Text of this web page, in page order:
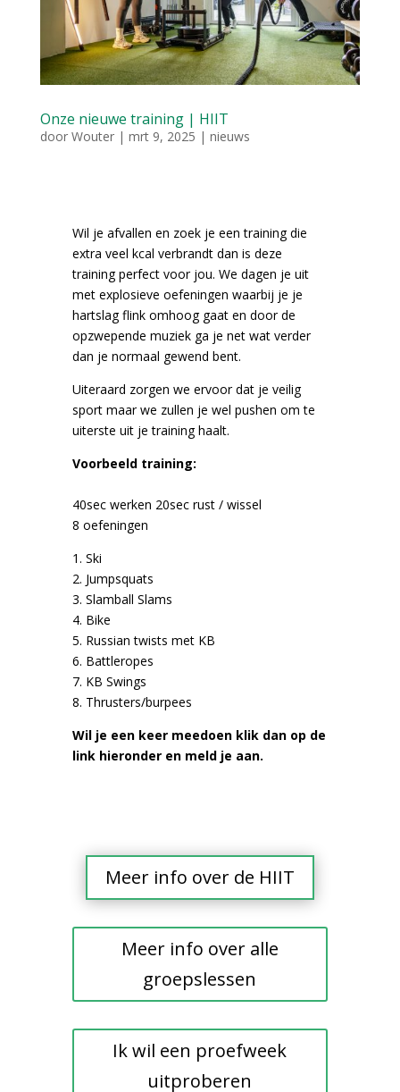
Onze nieuwe training | HIIT
door Wouter| mrt 9, 2025 | nieuws
Wil je afvallen en zoek je een training die
extra veel kcal verbrandt dan is deze
training perfect voor jou. We dagen je uit
met explosieve oefeningen waarbij je je
hartslag flink omhoog gaat en door de
opzwepende muziek ga je net wat verder
dan je normaal gewend bent.
Uiteraard zorgen we ervoor dat je veilig
sport maar we zullen je wel pushen om te
uiterste uit je training haalt.
Voorbeeld training:
40sec werken 20sec rust / wissel
8 oefeningen
1. Ski
2. Jumpsquats
3. Slamball Slams
4. Bike
5. Russian twists met KB
6. Battleropes
7. KB Swings
8. Thrusters/burpees
Wil je een keer meedoen klik dan op de
link hieronder en meld je aan.
Meer info over de HIIT
Meer info over alle
groepslessen
Ik wil een proefweek
uitproberen